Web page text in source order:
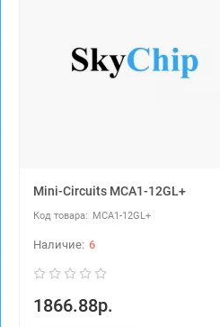
Mini-Circuits MCA1-12GL+
MCA1-12GL+
6
1866.88р.